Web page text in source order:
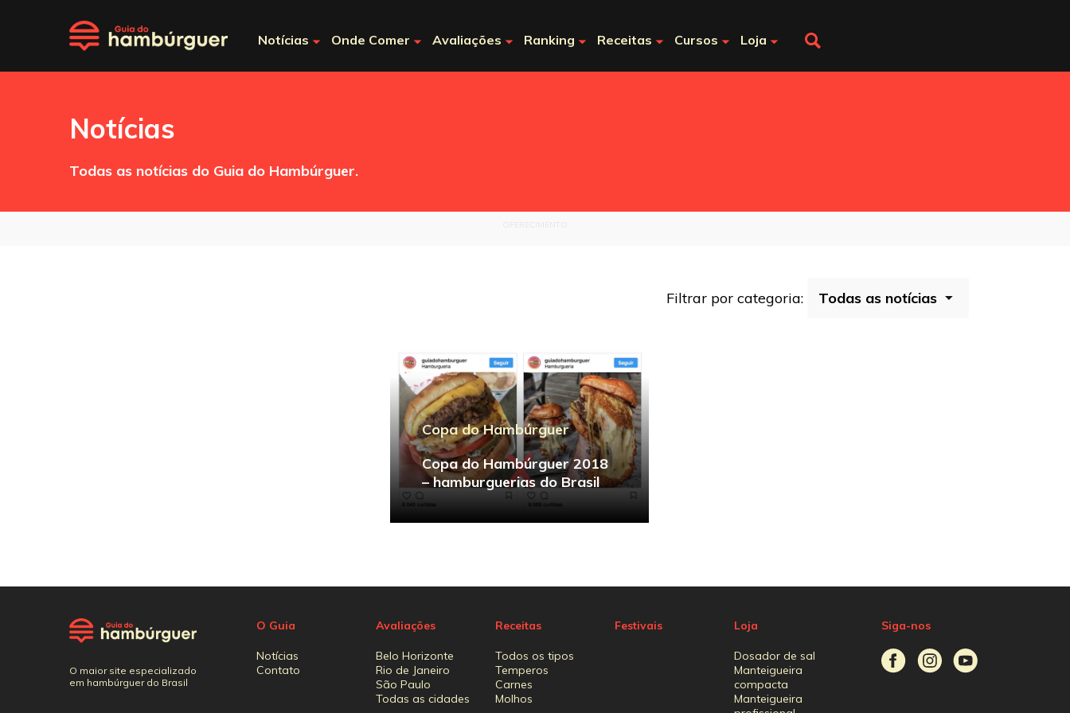
Notícias Onde Comer Avaliações Ranking Receitas Cursos Loja
Notícias
Todas as notícias do Guia do Hambúrguer.
Filtrar por categoria:
Copa do Hambúrguer
Copa do Hambúrguer 2018
– hamburguerias do Brasil
O maior site especializado
em hambúrguer do Brasil
O Guia
Notícias
Contato
Avaliações
Belo Horizonte
Rio de Janeiro
São Paulo
Todas as cidades
Receitas
Todos os tipos
Temperos
Carnes
Molhos
Festivais Loja
Dosador de sal
Manteigueira
compacta
Manteigueira
Siga-nos